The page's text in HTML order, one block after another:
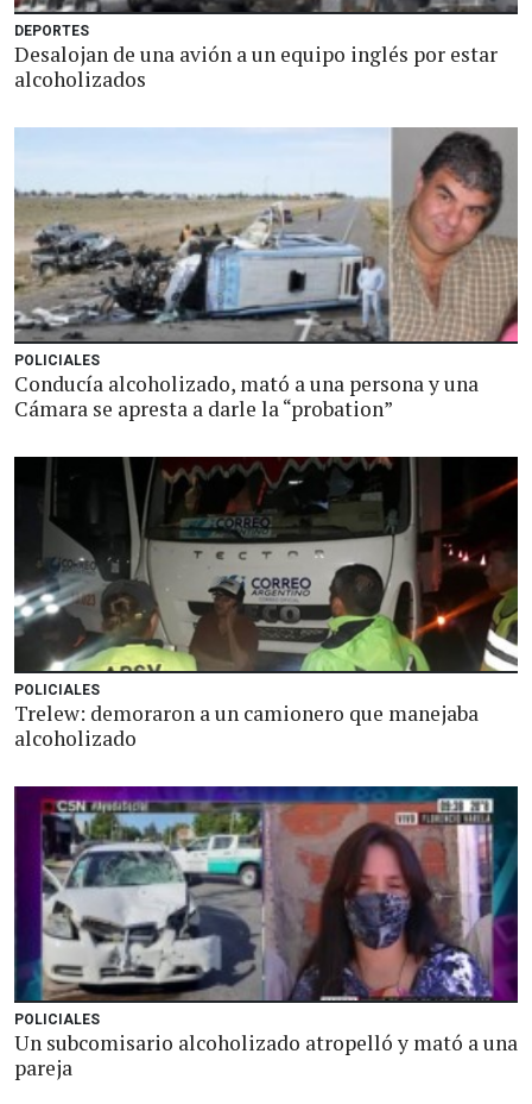
DEPORTES
Desalojan de una avión a un equipo inglés por estar
alcoholizados
POLICIALES
Conducía alcoholizado, mató a una persona y una
Cámara se apresta a darle la “probation”
POLICIALES
Trelew: demoraron a un camionero que manejaba
alcoholizado
POLICIALES
Un subcomisario alcoholizado atropelló y mató a una
pareja